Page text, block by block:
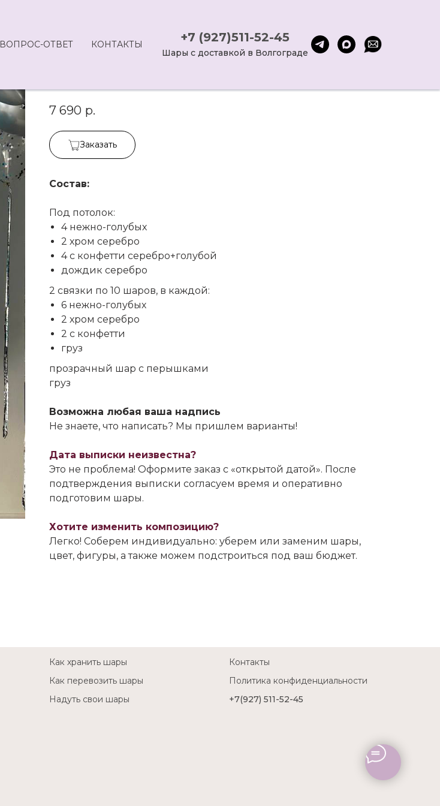
ВОПРОС-ОТВЕТ КОНТАКТЫ +7 (927)511-52-45
Шары с доставкой в Волгограде
7 690 р.
Заказать
Состав:
Под потолок:
4 нежно-голубых
2 хром серебро
4 с конфетти серебро+голубой
дождик серебро
2 связки по 10 шаров, в каждой:
6 нежно-голубых
2 хром серебро
2 с конфетти
груз
прозрачный шар с перышками
груз
Возможна любая ваша надпись
Не знаете, что написать? Мы пришлем варианты!
Дата выписки неизвестна?
Это не проблема! Оформите заказ с «открытой датой». После
подтверждения выписки согласуем время и оперативно
подготовим шары.
Хотите изменить композицию?
Легко! Соберем индивидуально: уберем или заменим шары,
цвет, фигуры, а также можем подстроиться под ваш бюджет.
Как хранить шары
Как перевозить шары
Надуть свои шары
Контакты
Политика конфиденциальности
+7(927) 511-52-45